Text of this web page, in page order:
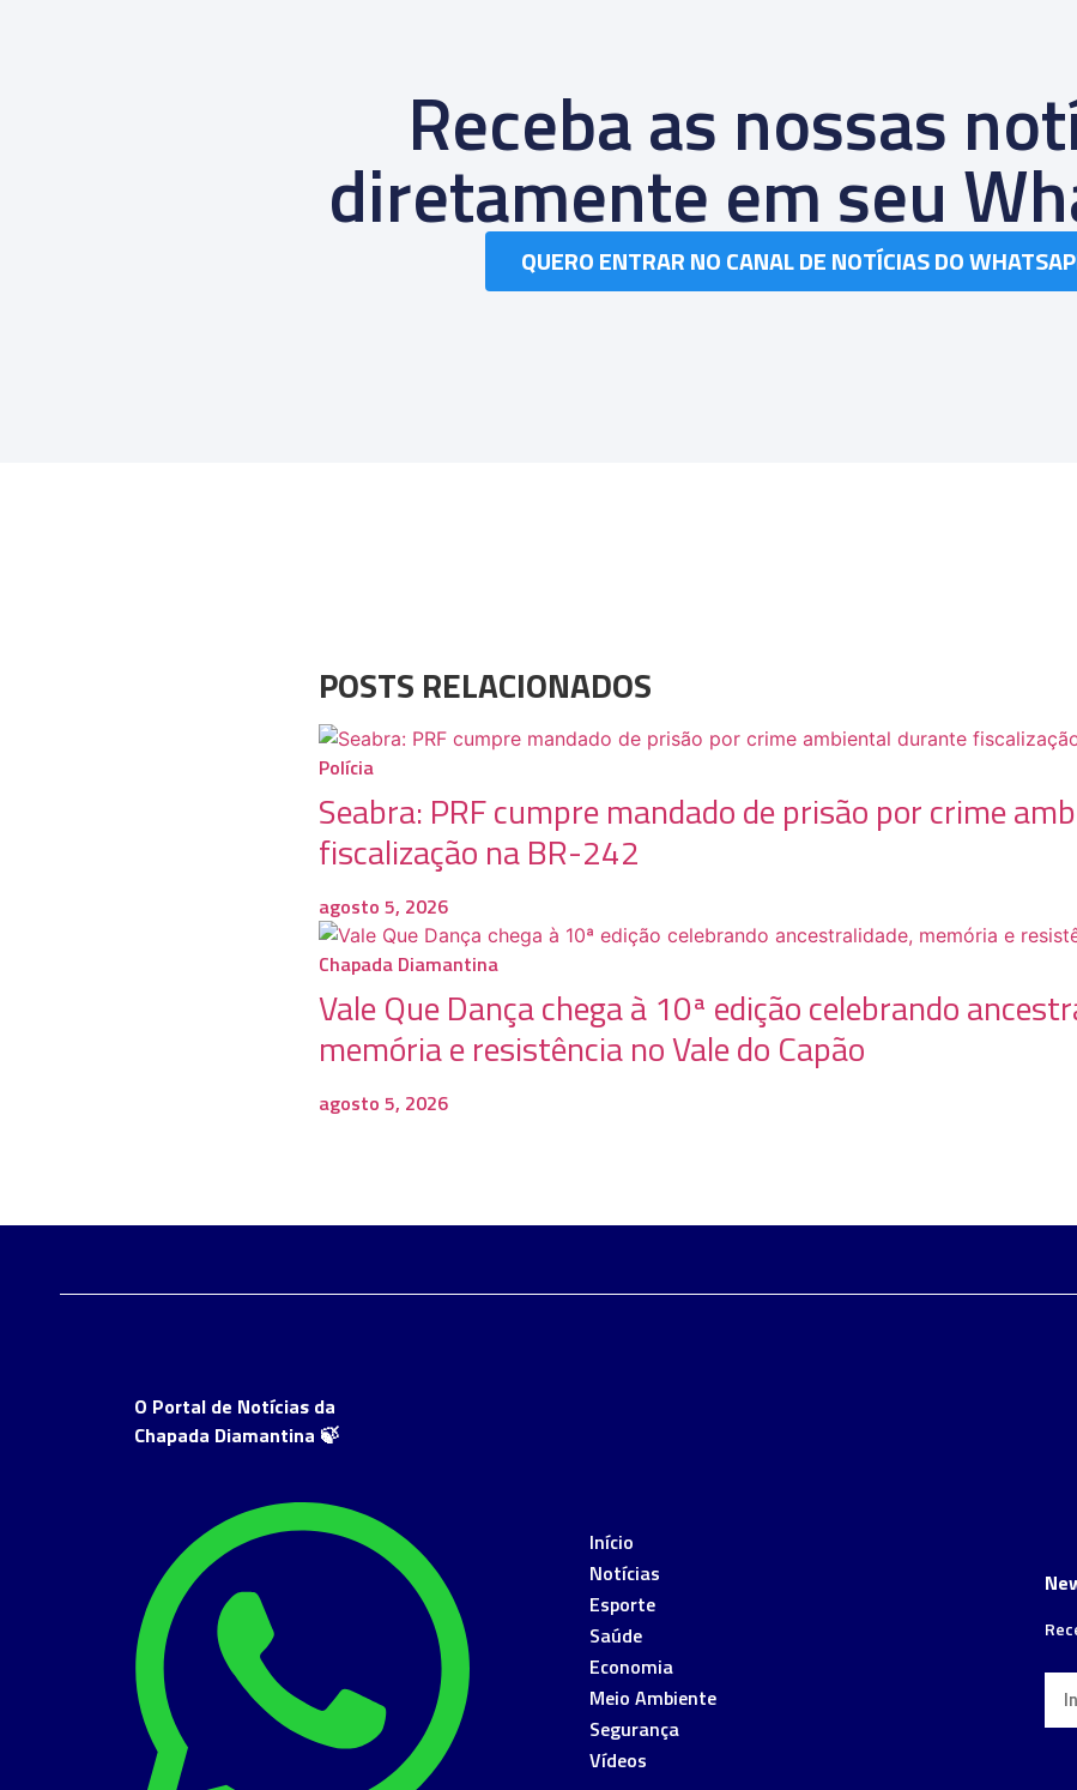
Receba as nossas
diretamente em seu
QUERO ENTRAR NO CANAL DE NOTÍCIAS DO
POSTS RELACIONADOS
Polícia
Seabra: PRF cumpre mandado de prisão por crime
fiscalização na BR-242
agosto 5, 2026
Chapada Diamantina
Vale Que Dança chega à 10ª edição celebrando
memória e resistência no Vale do Capão
agosto 5, 2026
O Portal de Notícias da
Chapada Diamantina 🍃
Início
Notícias
Esporte
Saúde
Economia
Meio Ambiente
Segurança
Vídeos